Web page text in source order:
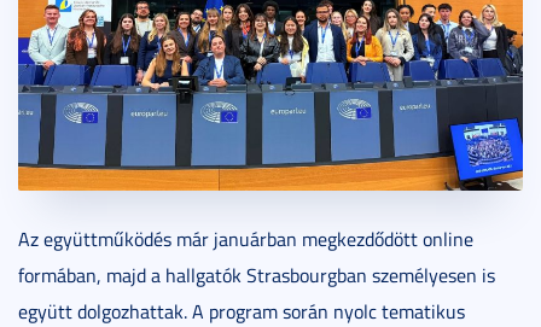
Az együttműködés már januárban megkezdődött online
formában, majd a hallgatók Strasbourgban személyesen is
együtt dolgozhattak. A program során nyolc tematikus